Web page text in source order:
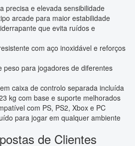
precisa e elevada sensibilidade
arcade para maior estabilidade
que evita ruídos e
com aço inoxidável e reforços
peso para jogadores de diferentes
caixa de controlo separada incluída
kg com base e suporte melhorados
com PS, PS2, Xbox e PC
para jogar em qualquer ambiente
de Clientes